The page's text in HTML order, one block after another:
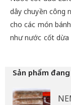
dây chuyền công
cho các món
như nước cốt dừa
Sản phẩm